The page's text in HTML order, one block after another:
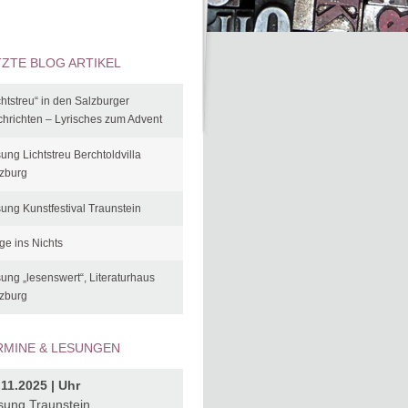
BLOG ARTIKEL
in den Salzburger
– Lyrisches zum Advent
Lichtstreu Berchtoldvilla
Kunstfestival Traunstein
ins Nichts
„lesenswert“, Literaturhaus
& LESUNGEN
| Uhr
Traunstein